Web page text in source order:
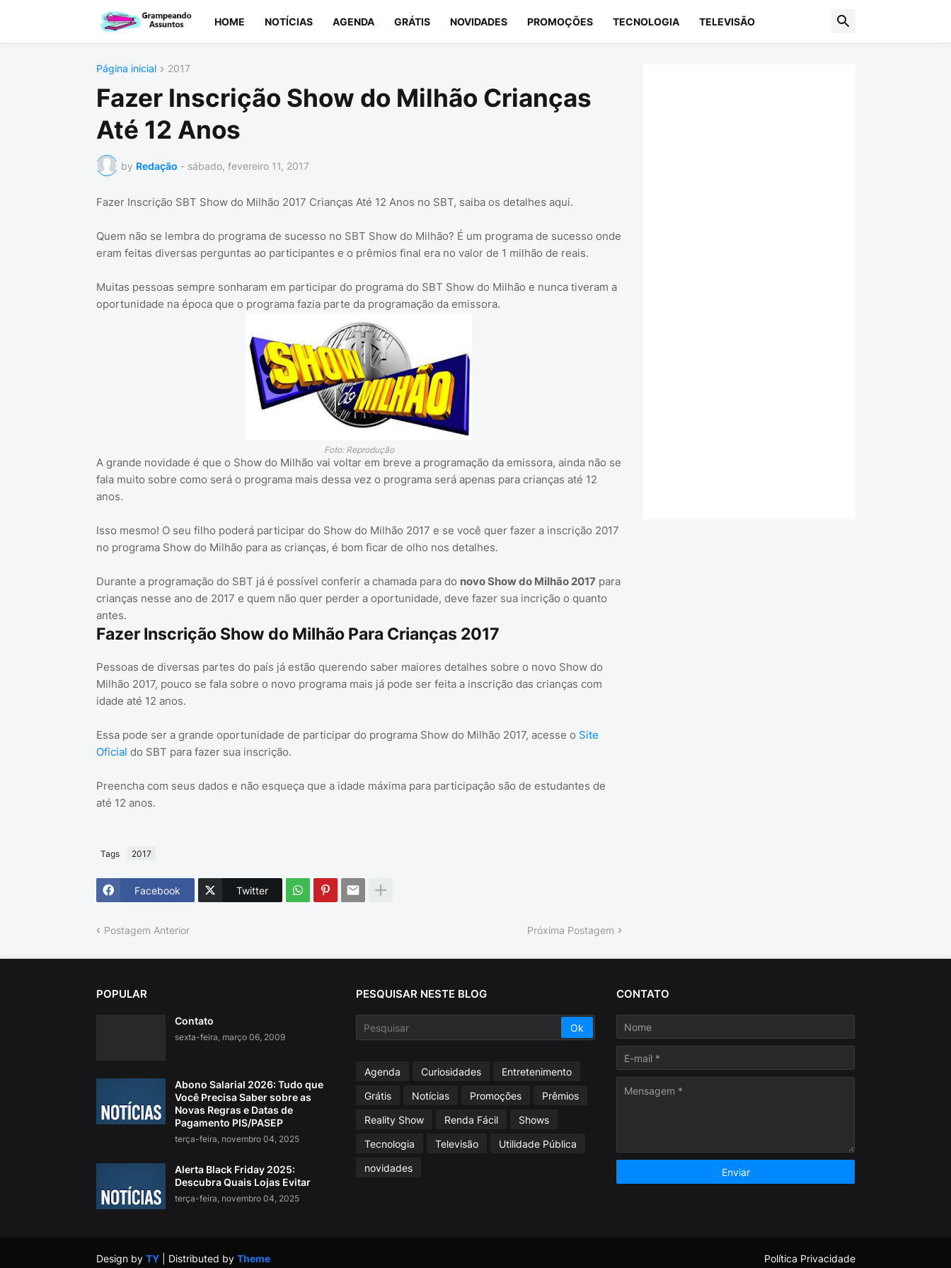
HOME NOTÍCIAS AGENDA GRÁTIS NOVIDADES PROMOÇÕES TECNOLOGIA TELEVISÃO
Página inicial 2017
Fazer Inscrição Show do Milhão Crianças
Até 12 Anos
by Redação - sábado, fevereiro 11, 2017
Fazer Inscrição SBT Show do Milhão 2017 Crianças Até 12 Anos no SBT, saiba os detalhes aqui.
Quem não se lembra do programa de sucesso no SBT Show do Milhão? É um programa de sucesso onde
eram feitas diversas perguntas ao participantes e o prêmios final era no valor de 1 milhão de reais.
Muitas pessoas sempre sonharam em participar do programa do SBT Show do Milhão e nunca tiveram a
oportunidade na época que o programa fazia parte da programação da emissora.
Foto: Reprodução
A grande novidade é que o Show do Milhão vai voltar em breve a programação da emissora, ainda não se
fala muito sobre como será o programa mais dessa vez o programa será apenas para crianças até 12
anos.
Isso mesmo! O seu filho poderá participar do Show do Milhão 2017 e se você quer fazer a inscrição 2017
no programa Show do Milhão para as crianças, é bom ficar de olho nos detalhes.
Durante a programação do SBT já é possível conferir a chamada para do novo Show do Milhão 2017para
crianças nesse ano de 2017 e quem não quer perder a oportunidade, deve fazer sua incrição o quanto
antes.
Fazer Inscrição Show do Milhão Para Crianças 2017
Pessoas de diversas partes do país já estão querendo saber maiores detalhes sobre o novo Show do
Milhão 2017, pouco se fala sobre o novo programa mais já pode ser feita a inscrição das crianças com
idade até 12 anos.
Essa pode ser a grande oportunidade de participar do programa Show do Milhão 2017, acesse o Site
Oficial do SBT para fazer sua inscrição.
Preencha com seus dados e não esqueça que a idade máxima para participação são de estudantes de
até 12 anos.
Tags 2017
Facebook Twitter
Postagem Anterior Próxima Postagem
POPULAR
Contato
sexta-feira, março 06, 2009
Abono Salarial 2026: Tudo que
Você Precisa Saber sobre as
Novas Regras e Datas de
Pagamento PIS/PASEP
terça-feira, novembro 04, 2025
Alerta Black Friday 2025:
Descubra Quais Lojas Evitar
terça-feira, novembro 04, 2025
PESQUISAR NESTE BLOG
Agenda Curiosidades
Entretenimento
Grátis
Notícias Promoções
Prêmios
Reality Show
Renda Fácil
Shows
Tecnologia
Televisão
Utilidade Pública
novidades
CONTATO
Design by TY| Distributed by Theme Política Privacidade